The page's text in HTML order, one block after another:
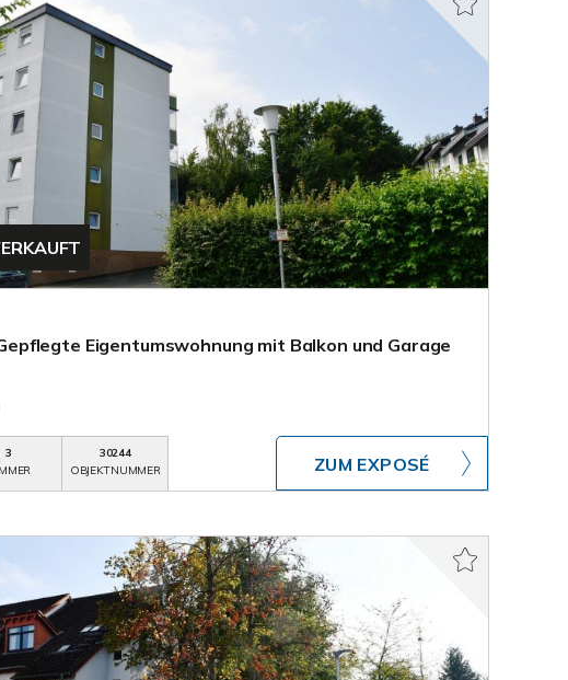
Eigentumswohnung mit Balkon und Garage
3
30244
OBJEKTNUMMER
ZUM EXPOSÉ